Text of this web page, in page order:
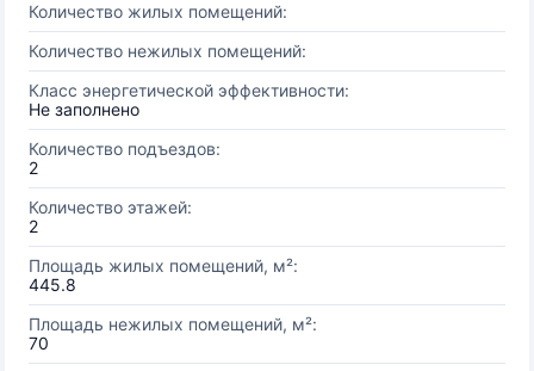
Количество жилых помещений:
Количество нежилых помещений:
Класс энергетической эффективности:
Не заполнено
Количество подъездов:
2
Количество этажей:
2
Площадь жилых помещений, м²:
445.8
Площадь нежилых помещений, м²:
70